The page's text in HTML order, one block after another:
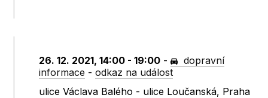
26. 12. 2021, 14:00 - 19:00 -
dopravní
informace -odkaz na událost
ulice Václava Balého - ulice Loučanská, Praha